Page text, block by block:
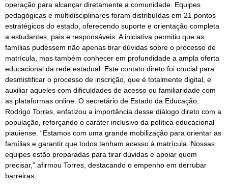
operação para alcançar diretamente a comunidade. Equipes
pedagógicas e multidisciplinares foram distribuídas em 21 pontos
estratégicos do estado, oferecendo suporte e orientação completa
a estudantes, pais e responsáveis. A iniciativa permitiu que as
famílias pudessem não apenas tirar dúvidas sobre o processo de
matrícula, mas também conhecer em profundidade a ampla oferta
educacional da rede estadual. Este contato direto foi crucial para
desmistificar o processo de inscrição, que é totalmente digital, e
auxiliar aqueles com dificuldades de acesso ou familiaridade com
as plataformas online. O secretário de Estado da Educação,
Rodrigo Torres, enfatizou a importância desse diálogo direto com a
população, reforçando o caráter inclusivo da política educacional
piauiense. “Estamos com uma grande mobilização para orientar as
famílias e garantir que todos tenham acesso à matrícula. Nossas
equipes estão preparadas para tirar dúvidas e apoiar quem
precisar,” afirmou Torres, destacando o empenho em derrubar
barreiras.